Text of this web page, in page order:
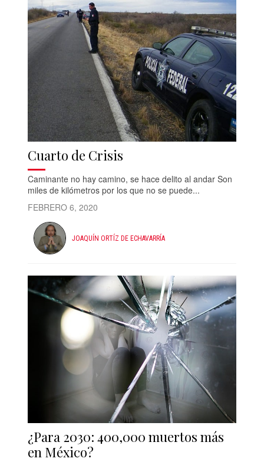
Cuarto de Crisis
Caminante no hay camino, se hace delito al andar Son
miles de kilómetros por los que no se puede...
FEBRERO 6, 2020
JOAQUÍN ORTÍZ DE ECHAVARRÍA
¿Para 2030: 400,000 muertos más
en México?